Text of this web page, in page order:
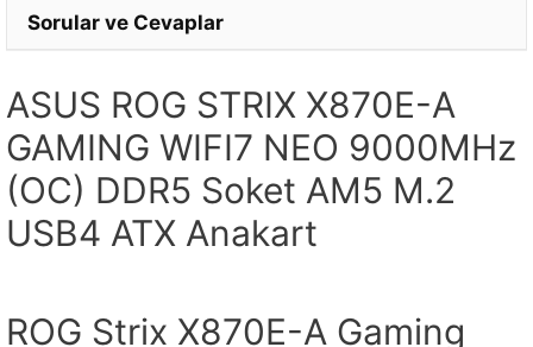
Sorular ve Cevaplar
ASUS ROG STRIX X870E-A
GAMING WIFI7 NEO 9000MHz
(OC) DDR5 Soket AM5 M.2
USB4 ATX Anakart
ROG Strix X870E-A Gaming